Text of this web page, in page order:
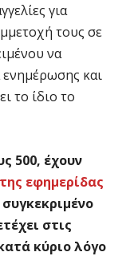
για
τους σε
να
ενημέρωσης και
το ίδιο το
500, έχουν
εφημερίδας
στις
κύριο λόγο